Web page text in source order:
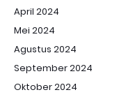
April 2024
Mei 2024
Agustus 2024
September 2024
Oktober 2024